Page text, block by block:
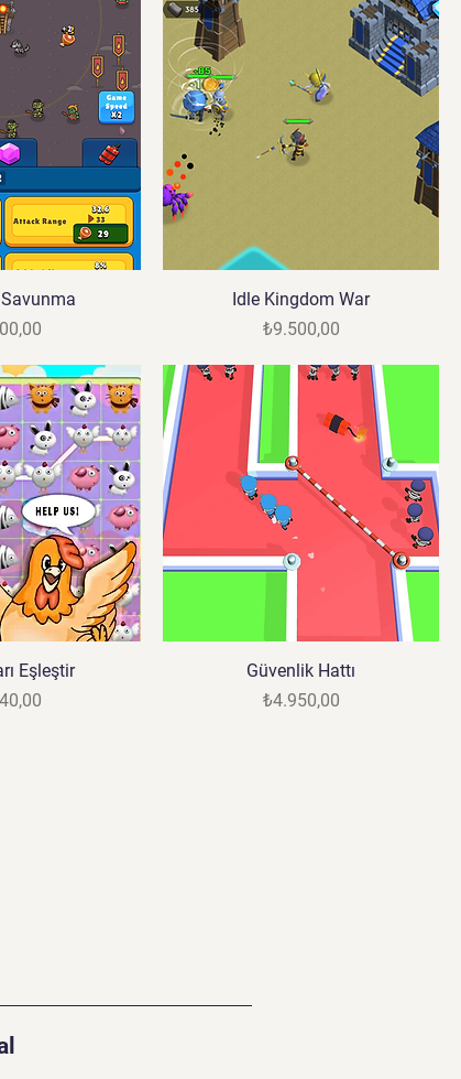
Idle Kingdom War
Fiyat
₺9.500,00
Eşleştir
Güvenlik Hattı
Fiyat
₺4.950,00